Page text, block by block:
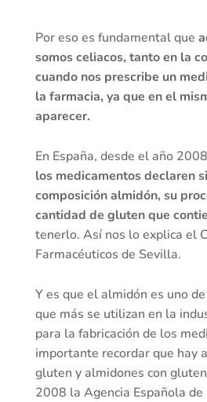
Por eso es fundamental que
somos celiacos, tanto en la
cuando nos prescribe un
la farmacia, ya que en el
aparecer.
En España, desde el año
los medicamentos declaren
composición almidón, su
cantidad de gluten que
tenerlo. Así nos lo explica el
Farmacéuticos de Sevilla.
Y es que el almidón es uno
que más se utilizan en la
para la fabricación de los
importante recordar que hay
gluten y almidones con
2008 la Agencia Española